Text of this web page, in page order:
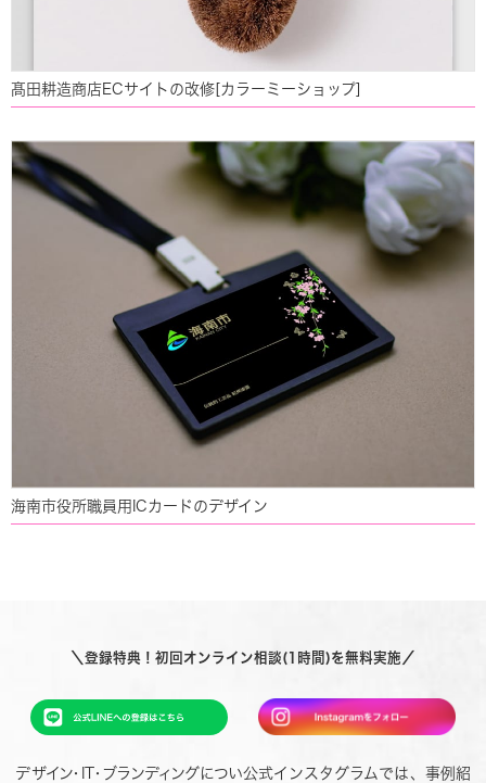
髙田耕造商店ECサイトの改修[カラーミーショップ]
海南市役所職員用ICカードのデザイン
＼登録特典！初回オンライン相談(1時間)を無料実施／
デザイン・IT・ブランディングについ公式インスタグラムでは、事例紹